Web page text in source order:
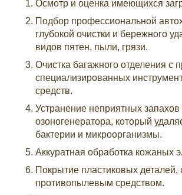
Осмотр и оценка имеющихся
Подбор профессиональной
глубокой очистки и бережного
видов пятен, пыли, грязи.
Очистка багажного отделения с
специализированных
средств.
Устранение неприятных
озоногенератора, который
бактерии и микроорганизмы.
Аккуратная обработка кожаных
Покрытие пластиковых
противопылевым средством.